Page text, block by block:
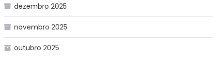
dezembro 2025
novembro 2025
outubro 2025